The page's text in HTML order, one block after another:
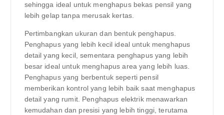
sehingga ideal untuk menghapus bekas pensil yang
lebih gelap tanpa merusak kertas.
Pertimbangkan ukuran dan bentuk penghapus.
Penghapus yang lebih kecil ideal untuk menghapus
detail yang kecil, sementara penghapus yang lebih
besar ideal untuk menghapus area yang lebih luas.
Penghapus yang berbentuk seperti pensil
memberikan kontrol yang lebih baik saat menghapus
detail yang rumit. Penghapus elektrik menawarkan
kemudahan dan presisi yang lebih tinggi, terutama